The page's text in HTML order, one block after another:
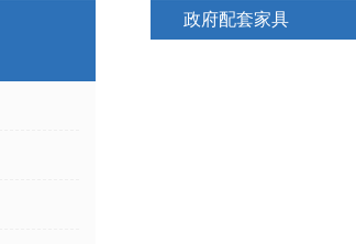
政府配套家具